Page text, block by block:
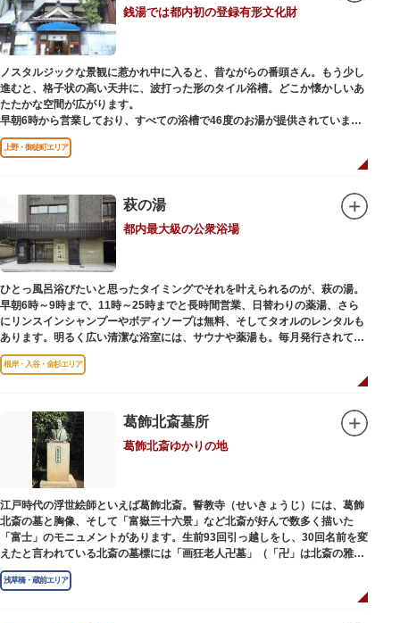
銭湯では都内初の登録有形文化財
ノスタルジックな景観に惹かれ中に入ると、昔ながらの番頭さん。もう少し
進むと、格子状の高い天井に、波打った形のタイル浴槽。どこか懐かしいあ
たたかな空間が広がります。
早朝6時から営業しており、すべての浴槽で46度のお湯が提供されていま
す。常連の方々を魅了するのは早朝のこの少し熱めの温度のお湯と昔ながら
の懐かしさでしょうか。
店頭の屋根瓦や格子型天井等も昭和から引き継がれてきている歴史あるもの
りとご覧ください。
上野・御徒町エリア
萩の湯
都内最大級の公衆浴場
ひとっ風呂浴びたいと思ったタイミングでそれを叶えられるのが、萩の湯。
早朝6時～9時まで、11時～25時までと長時間営業、日替わりの薬湯、さら
にリンスインシャンプーやボディソープは無料、そしてタオルのレンタルも
あります。明るく広い清潔な浴室には、サウナや薬湯も。毎月発行されてい
る萩の湯だよりで薬湯の予定を確認すれば、お好みの薬湯を楽しめます。
また併設されたレストラン、食事処こもれびではおいしい食事だけでなく、
後これまた好きなタイミングで、おいしい食事をいただき、心も体も整えて
日々の生活を支えてくれる空間です。
根岸・入谷・金杉エリア
葛飾北斎墓所
葛飾北斎ゆかりの地
江戸時代の浮世絵師といえば葛飾北斎。誓教寺（せいきょうじ）には、葛飾
北斎の墓と胸像、そして「富嶽三十六景」など北斎が好んで数多く描いた
「富士」のモニュメントがあります。生前93回引っ越しをし、30回名前を変
えたと言われている北斎の墓標には「画狂老人卍墓」（「卍」は北斎の雅号
の一つ）とあり、辞世の句が刻まれています。毎年命日の4月18日には「北
斎忌」が開かれ、法要が営まれます。
浅草橋・蔵前エリア